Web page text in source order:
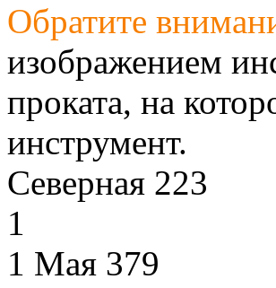
Обратите
изображением
проката, на
инструмент.
Северная 223
1
1 Мая 379